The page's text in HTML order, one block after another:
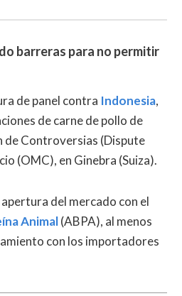
barreras para no permitir
de panel contra Indonesia,
de carne de pollo de
de Controversias (Dispute
(OMC), en Ginebra (Suiza).
del mercado con el
Animal(ABPA), al menos
con los importadores